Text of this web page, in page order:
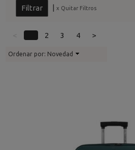
| x Quitar Filtros
2 3 4 >
Ordenar por: Novedad